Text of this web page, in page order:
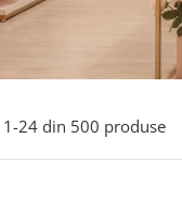
1-24 din 500 produse